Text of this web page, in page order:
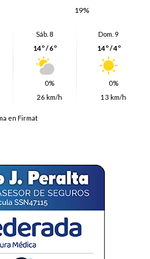
19%
Sáb. 8
14º / 6º
0%
26 km/h
Dom. 9
14º / 4º
0%
13 km/h
en Firmat